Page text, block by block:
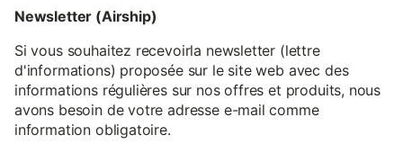
Newsletter (Airship)
Si vous souhaitez recevoirla newsletter (lettre
d'informations) proposée sur le site web avec des
informations régulières sur nos offres et produits, nous
avons besoin de votre adresse e-mail comme
information obligatoire.